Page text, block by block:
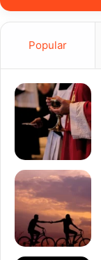
Popular